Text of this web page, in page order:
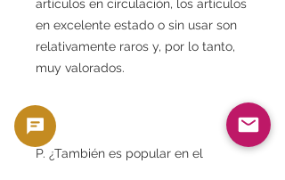
artículos en circulación, los artículos
en excelente estado o sin usar son
relativamente raros y, por lo tanto,
muy valorados.
P. ¿También es popular en el